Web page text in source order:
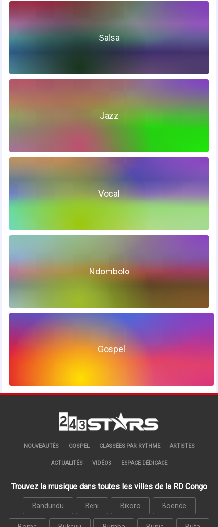
Salsa
Jazz
Vocal
Ndombolo
Gospel
NOUVEAUTÉS GOSPEL CLASSÉES PAR RYTHME ARTISTES
ACTUALITÉS VIDÉOS ESPACE DÉDICACE
Trouvez la musique dans toutes les villes de la RD Congo
Bandundu Beni Bikoro Boende